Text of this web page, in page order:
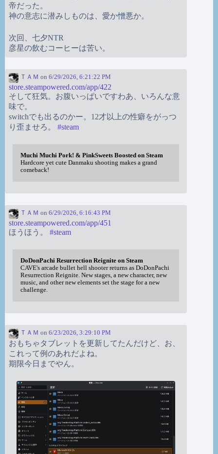
帝だった。
神の意志に潜みしものは、愛か憎悪か。
次回、七夕NTR
彦星の飲むコーヒーは苦い。
ＴＡＭ on 6/29/2026, 6:21:22 PM
store.steampowered.com/app/422
そして狂気。お腹いっぱいですわあ、いろんな意
味で。
switchでも出るのかー。12才以上の性癖をがっつ
り歪ませろ。 #steam
Muchi Muchi Pork! & PinkSweets Boosted on Steam
Hardcore yet cute Danmaku shooting makes a grand
comeback!
ＴＡＭ on 6/29/2026, 6:16:43 PM
store.steampowered.com/app/451
ほうほう。 #steam
DoDonPachi Resurrection Reignite on Steam
CAVE's arcade bullet hell shooter returns as DoDonPachi
Resurrection Reignite. New stages, a new character, new
music, and other new elements set the stage for a new
challenge.
ＴＡＭ on 6/23/2026, 3:29:10 PM
おもちゃタブレットを更新してたんだけど、お、
これって例のあれだよね。
期限今日までやん。